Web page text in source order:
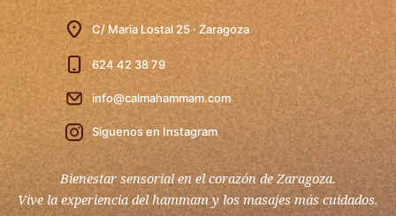
C/ María Lostal 25 · Zaragoza
624 42 38 79
info@calmahammam.com
Síguenos en Instagram
Bienestar sensorial en el corazón de Zaragoza.
Vive la experiencia del hammam y los masajes más cuidados.